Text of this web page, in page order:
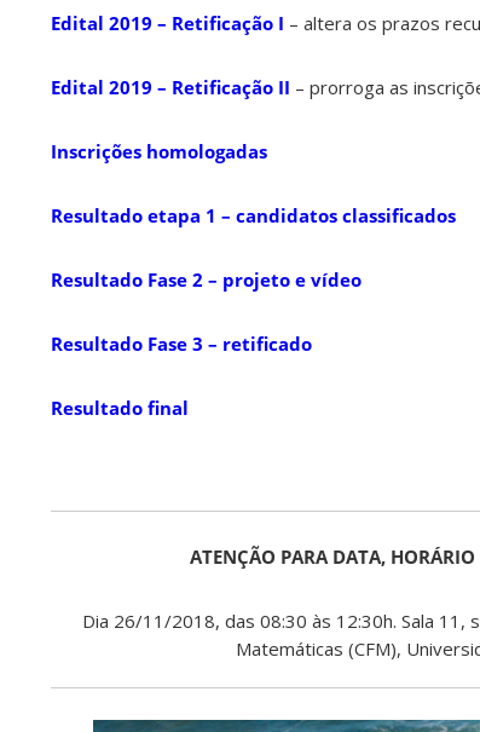
Edital 2019 – Retificação I – altera os prazos
Edital 2019 – Retificação II – prorroga as
Inscrições homologadas
Resultado etapa 1 – candidatos classificados
Resultado Fase 2 – projeto e vídeo
Resultado Fase 3 – retificado
Resultado final
ATENÇÃO PARA DATA,
Dia 26/11/2018, das 08:30 às 12:30h. Sala 11,
Matemáticas (CFM),